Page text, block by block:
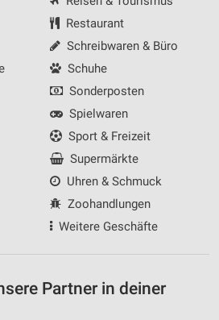
Restaurant
Schreibwaren & Büro
Schuhe
Sonderposten
Spielwaren
Sport & Freizeit
Supermärkte
Uhren & Schmuck
Zoohandlungen
Weitere Geschäfte
Partner in deiner
angeforderten